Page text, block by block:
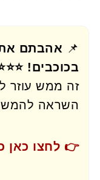
📌 אהבתם את
בכוכבים!
זה ממש עוזר
השראה
👉 לחצו כאן